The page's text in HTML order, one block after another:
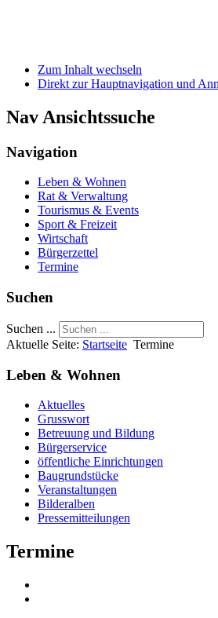
Zum Inhalt wechseln
Direkt zur Hauptnavigation und
Nav Ansichtssuche
Navigation
Leben & Wohnen
Rat & Verwaltung
Tourismus & Events
Sport & Freizeit
Wirtschaft
Bürgerzettel
Termine
Suchen
Suchen ...
Aktuelle Seite: Startseite Termine
Leben & Wohnen
Aktuelles
Grusswort
Betreuung und Bildung
Bürgerservice
öffentliche Einrichtungen
Baugrundstücke
Veranstaltungen
Bilderalben
Pressemitteilungen
Termine